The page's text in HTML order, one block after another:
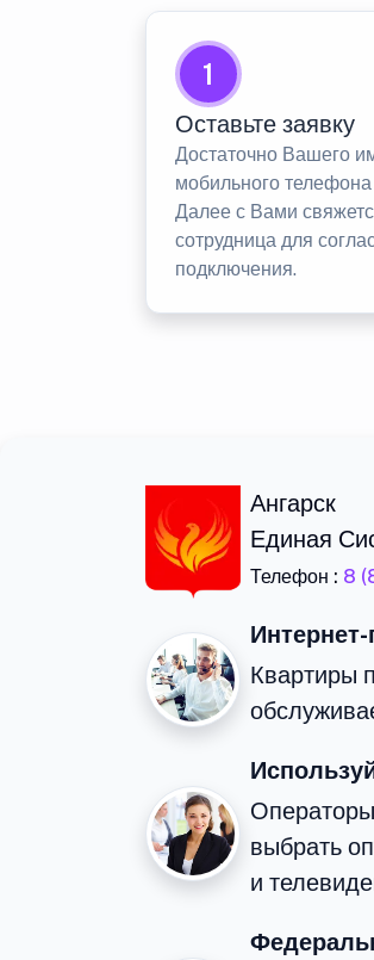
1
Оставьте заявку
Достаточно Вашего
мобильного телефона
Далее с Вами
сотрудница для
подключения.
Ангарск
Единая
Телефон : 8
Квартиры
выбрать
и